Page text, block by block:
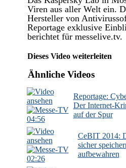
Viren aus aller Welt ein.
Hersteller von
Reportage exklusive
berichtet für messelive.tv.
Dieses Video weiterleiten
Ähnliche Videos
04:56
Reportage:
Der Internet-
auf der Spur
02:26
CeBIT 2014:
sicher
aufbewahren